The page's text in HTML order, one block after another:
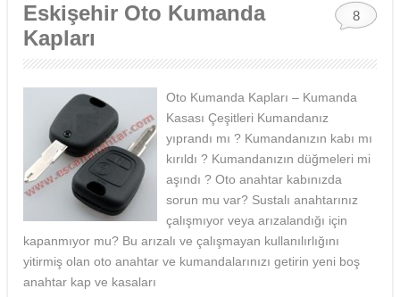
8
Eskişehir Oto Kumanda
Kapları
Oto Kumanda Kapları – Kumanda
Kasası Çeşitleri Kumandanız
yıprandı mı ? Kumandanızın kabı mı
kırıldı ? Kumandanızın düğmeleri mi
aşındı ? Oto anahtar kabınızda
sorun mu var? Sustalı anahtarınız
çalışmıyor veya arızalandığı için
kapanmıyor mu? Bu arızalı ve çalışmayan kullanılırlığını
yitirmiş olan oto anahtar ve kumandalarınızı getirin yeni boş
anahtar kap ve kasaları